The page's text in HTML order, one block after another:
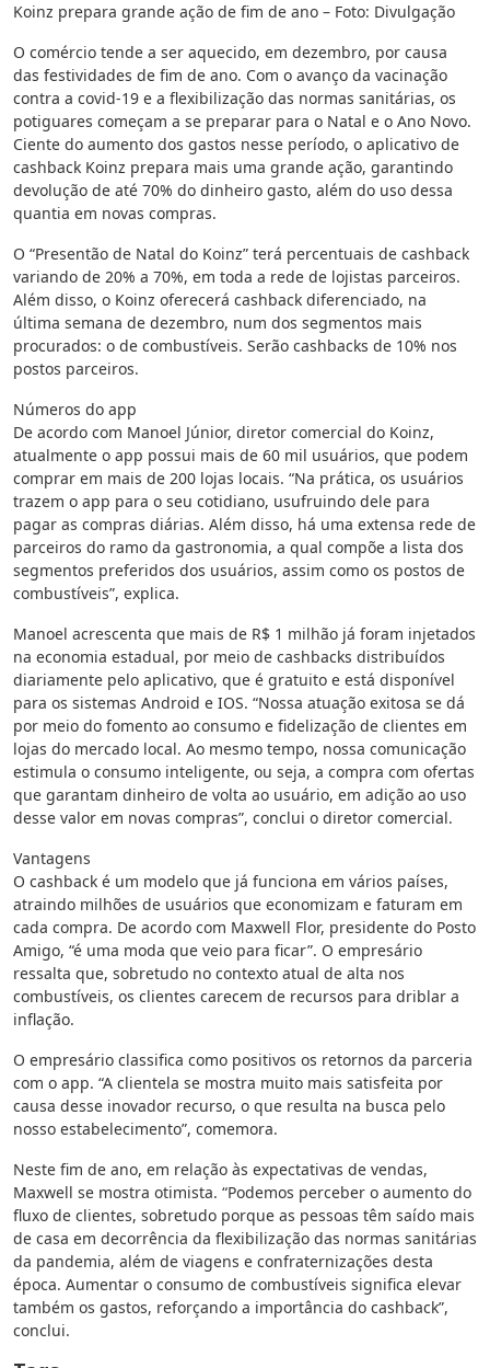
Koinz prepara grande ação de fim de ano – Foto: Divulgação
O comércio tende a ser aquecido, em dezembro, por causa
das festividades de fim de ano. Com o avanço da vacinação
contra a covid-19 e a flexibilização das normas sanitárias, os
potiguares começam a se preparar para o Natal e o Ano Novo.
Ciente do aumento dos gastos nesse período, o aplicativo de
cashback Koinz prepara mais uma grande ação, garantindo
devolução de até 70% do dinheiro gasto, além do uso dessa
quantia em novas compras.
O “Presentão de Natal do Koinz” terá percentuais de cashback
variando de 20% a 70%, em toda a rede de lojistas parceiros.
Além disso, o Koinz oferecerá cashback diferenciado, na
última semana de dezembro, num dos segmentos mais
procurados: o de combustíveis. Serão cashbacks de 10% nos
postos parceiros.
Números do app
De acordo com Manoel Júnior, diretor comercial do Koinz,
atualmente o app possui mais de 60 mil usuários, que podem
comprar em mais de 200 lojas locais. “Na prática, os usuários
trazem o app para o seu cotidiano, usufruindo dele para
pagar as compras diárias. Além disso, há uma extensa rede de
parceiros do ramo da gastronomia, a qual compõe a lista dos
segmentos preferidos dos usuários, assim como os postos de
combustíveis”, explica.
Manoel acrescenta que mais de R$ 1 milhão já foram injetados
na economia estadual, por meio de cashbacks distribuídos
diariamente pelo aplicativo, que é gratuito e está disponível
para os sistemas Android e IOS. “Nossa atuação exitosa se dá
por meio do fomento ao consumo e fidelização de clientes em
lojas do mercado local. Ao mesmo tempo, nossa comunicação
estimula o consumo inteligente, ou seja, a compra com ofertas
que garantam dinheiro de volta ao usuário, em adição ao uso
desse valor em novas compras”, conclui o diretor comercial.
Vantagens
O cashback é um modelo que já funciona em vários países,
atraindo milhões de usuários que economizam e faturam em
cada compra. De acordo com Maxwell Flor, presidente do Posto
Amigo, “é uma moda que veio para ficar”. O empresário
ressalta que, sobretudo no contexto atual de alta nos
combustíveis, os clientes carecem de recursos para driblar a
inflação.
O empresário classifica como positivos os retornos da parceria
com o app. “A clientela se mostra muito mais satisfeita por
causa desse inovador recurso, o que resulta na busca pelo
nosso estabelecimento”, comemora.
Neste fim de ano, em relação às expectativas de vendas,
Maxwell se mostra otimista. “Podemos perceber o aumento do
fluxo de clientes, sobretudo porque as pessoas têm saído mais
de casa em decorrência da flexibilização das normas sanitárias
da pandemia, além de viagens e confraternizações desta
época. Aumentar o consumo de combustíveis significa elevar
também os gastos, reforçando a importância do cashback”,
conclui.